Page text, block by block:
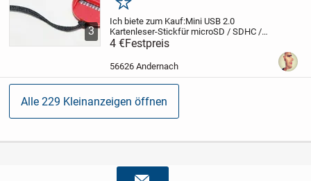
3
Merken
Ich biete zum Kauf:Mini USB 2.0
Kartenleser-Stickfür microSD / SDHC /
HC / TF / M2 Karten
handlicher Mini USB-Kartenleser mit
Lese- u. Schreibslot für fast alle
gängigen...
4 €Festpreis
56626 Andernach
Alle 229 Kleinanzeigen öffnen